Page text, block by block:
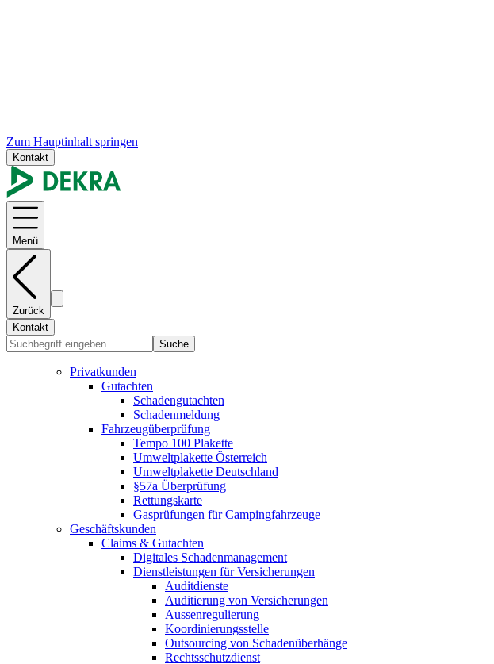
Zum Hauptinhalt springen
Kontakt
Menü
Zurück
Kontakt
Suche
Privatkunden
Gutachten
Schadengutachten
Schadenmeldung
Fahrzeugüberprüfung
Tempo 100 Plakette
Umweltplakette Österreich
Umweltplakette Deutschland
§57a Überprüfung
Rettungskarte
Gasprüfungen für Campingfahrzeuge
Geschäftskunden
Claims & Gutachten
Digitales Schadenmanagement
Dienstleistungen für Versicherungen
Auditdienste
Auditierung von Versicherungen
Aussenregulierung
Koordinierungsstelle
Outsourcing von Schadenüberhänge
Rechtsschutzdienst